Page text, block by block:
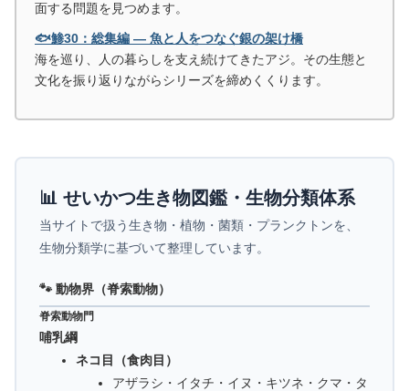
面する問題を見つめます。
🐟鯵30：総集編 ― 魚と人をつなぐ銀の架け橋
海を巡り、人の暮らしを支え続けてきたアジ。その生態と
文化を振り返りながらシリーズを締めくくります。
📊 せいかつ生き物図鑑・生物分類体系
当サイトで扱う生き物・植物・菌類・プランクトンを、
生物分類学に基づいて整理しています。
🐾 動物界（脊索動物）
脊索動物門
哺乳綱
ネコ目（食肉目）
アザラシ・イタチ・イヌ・キツネ・クマ・タ